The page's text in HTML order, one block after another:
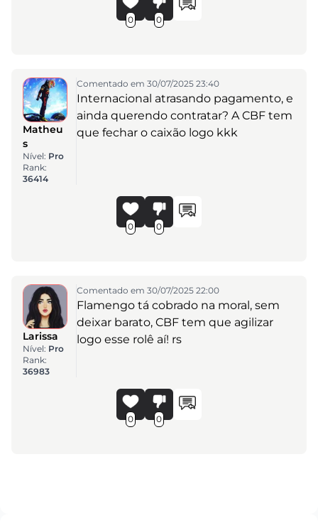
0 0
Matheu
s
Nível: Pro
Rank:
36414
Comentado em 30/07/2025 23:40
Internacional atrasando pagamento, e
ainda querendo contratar? A CBF tem
que fechar o caixão logo kkk
0 0
Larissa
Nível: Pro
Rank:
36983
Comentado em 30/07/2025 22:00
Flamengo tá cobrado na moral, sem
deixar barato, CBF tem que agilizar
logo esse rolê aí! rs
0 0